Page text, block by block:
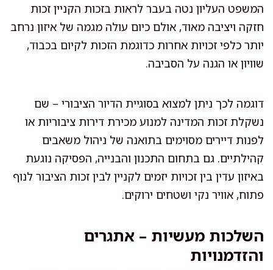
המשפט העליון נטה בעבר לראות בזכות הקניין זכות
חזקה ויציבה מאוד, אולם כיום עולה מגמה של איזון נרחב
יותר כלפי זכויות אחרות כדוגמת הזכות לקיום בכבוד,
שוויון או הגנה על הסביבה.
דוגמה לכך ניתן למצוא בסוגיית הדיור הציבורי – שם
נשקלת זכות המדינה למנוע מכירת דירות ציבוריות או
לפנות דיירים מסוימים בתואנה של ניהול משאבים
קהילתיים. גם בתחום התכנון והבנייה, הפסיקה נוגעת
באיזון עדין בין זכויות יזמים לקניין לבין זכות הציבור לנוף
פתוח, אוויר נקי ושטחים ירוקים.
השלכות מעשיות – אתגרים
והזדמנויות